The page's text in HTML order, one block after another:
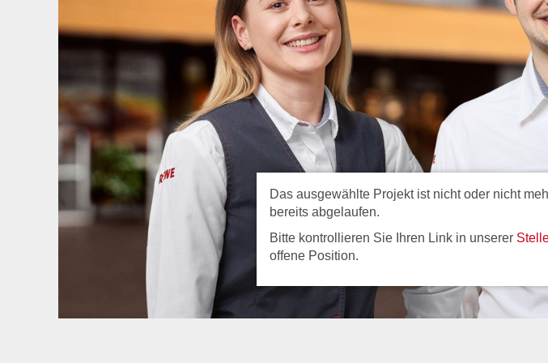
Das ausgewählte Projekt ist nicht oder nicht
bereits abgelaufen.
Bitte kontrollieren Sie Ihren Link in unserer
offene Position.